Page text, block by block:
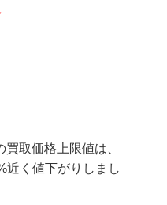
取価格上限値は、
近く値下がりしまし